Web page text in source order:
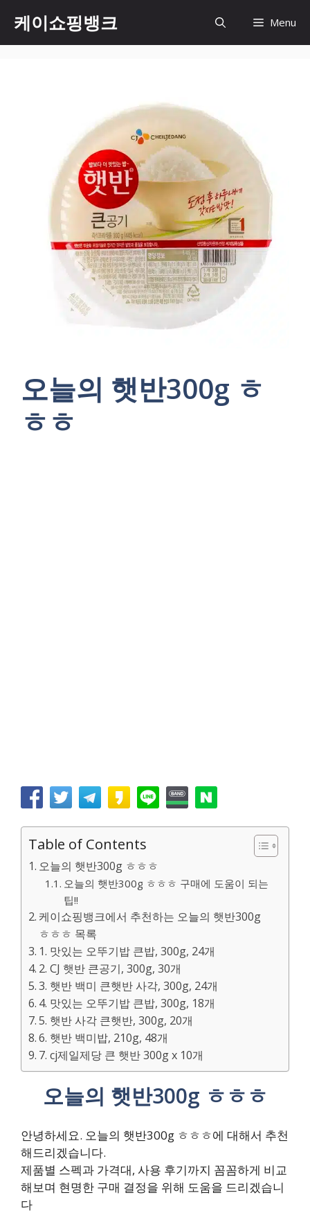
content
케이쇼핑뱅크 Menu
오늘의 햇반300g ㅎ
ㅎㅎ
Table of Contents
오늘의 햇반300g ㅎㅎㅎ
오늘의 햇반300g ㅎㅎㅎ 구매에 도움이 되는
팁!!
케이쇼핑뱅크에서 추천하는 오늘의 햇반300g
ㅎㅎㅎ 목록
1. 맛있는 오뚜기밥 큰밥, 300g, 24개
2. CJ 햇반 큰공기, 300g, 30개
3. 햇반 백미 큰햇반 사각, 300g, 24개
4. 맛있는 오뚜기밥 큰밥, 300g, 18개
5. 햇반 사각 큰햇반, 300g, 20개
6. 햇반 백미밥, 210g, 48개
7. cj제일제당 큰 햇반 300g x 10개
오늘의 햇반300g ㅎㅎㅎ
안녕하세요. 오늘의 햇반300g ㅎㅎㅎ에 대해서 추천
해드리겠습니다.
제품별 스펙과 가격대, 사용 후기까지 꼼꼼하게 비교
해보며 현명한 구매 결정을 위해 도움을 드리겠습니
다